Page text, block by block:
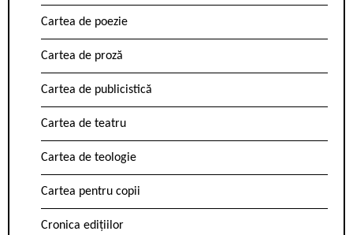
Cartea de poezie
Cartea de proză
Cartea de publicistică
Cartea de teatru
Cartea de teologie
Cartea pentru copii
Cronica edițiilor